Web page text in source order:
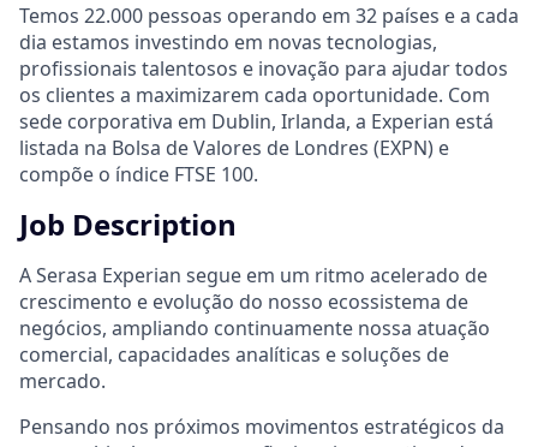
Temos 22.000 pessoas operando em 32 países e a cada
dia estamos investindo em novas tecnologias,
profissionais talentosos e inovação para ajudar todos
os clientes a maximizarem cada oportunidade. Com
sede corporativa em Dublin, Irlanda, a Experian está
listada na Bolsa de Valores de Londres (EXPN) e
compõe o índice FTSE 100.
Job Description
A Serasa Experian segue em um ritmo acelerado de
crescimento e evolução do nosso ecossistema de
negócios, ampliando continuamente nossa atuação
comercial, capacidades analíticas e soluções de
mercado.
Pensando nos próximos movimentos estratégicos da